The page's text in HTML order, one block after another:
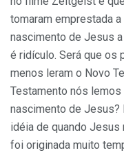
tomaram emprestada
nascimento de Jesus
é ridículo. Será que os
menos leram o Novo
Testamento nós
nascimento de Jesus?
idéia de quando Jesus
foi originada muito